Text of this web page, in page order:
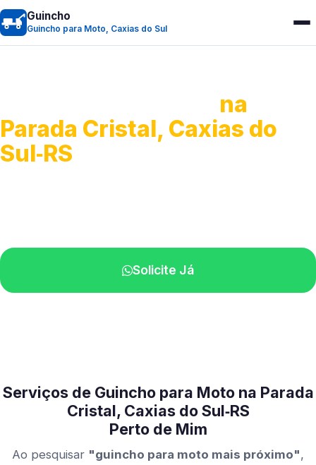
Guincho
Guincho para Moto, Caxias do Sul
na
Parada Cristal, Caxias do
Sul‑RS
Solicite Já
Serviços de Guincho para Moto na Parada
Cristal, Caxias do Sul‑RS
Perto de Mim
Ao pesquisar "guincho para moto mais próximo",